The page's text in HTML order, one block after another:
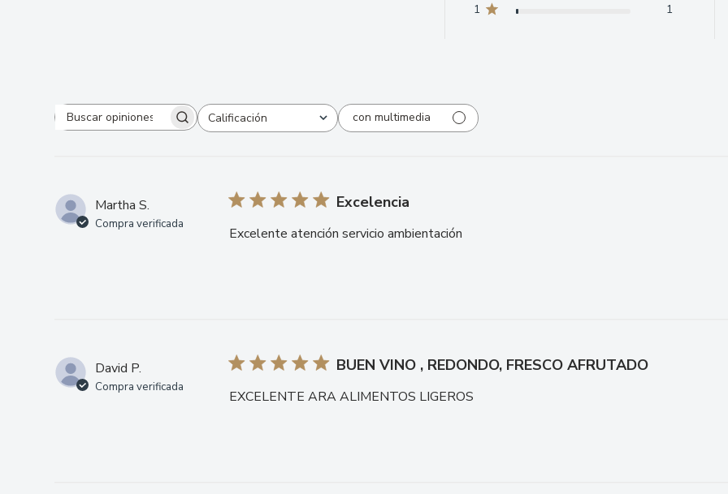
1
1
Buscar
Calificación
Todas las clasificaciones
con multimedia
Martha S.
Compra verificada
Excelencia
Excelente atención servicio ambientación
David P.
Compra verificada
BUEN VINO , REDONDO, FRESCO AFRUTADO
EXCELENTE ARA ALIMENTOS LIGEROS